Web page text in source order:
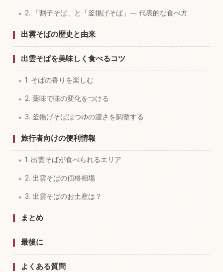
2. 「割子そば」と「釜揚げそば」— 代表的な食べ方
出雲そばの歴史と由来
出雲そばを美味しく食べるコツ
1. そばの香りを楽しむ
2. 薬味で味の変化をつける
3. 釜揚げそばはつゆの濃さを調整する
旅行者向けの便利情報
1. 出雲そばが食べられるエリア
2. 出雲そばの価格相場
3. 出雲そばのお土産は？
まとめ
最後に
よくある質問